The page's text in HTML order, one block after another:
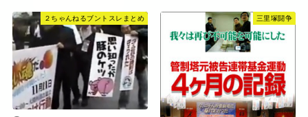
２ちゃんねるブントスレまとめ 三里塚闘争